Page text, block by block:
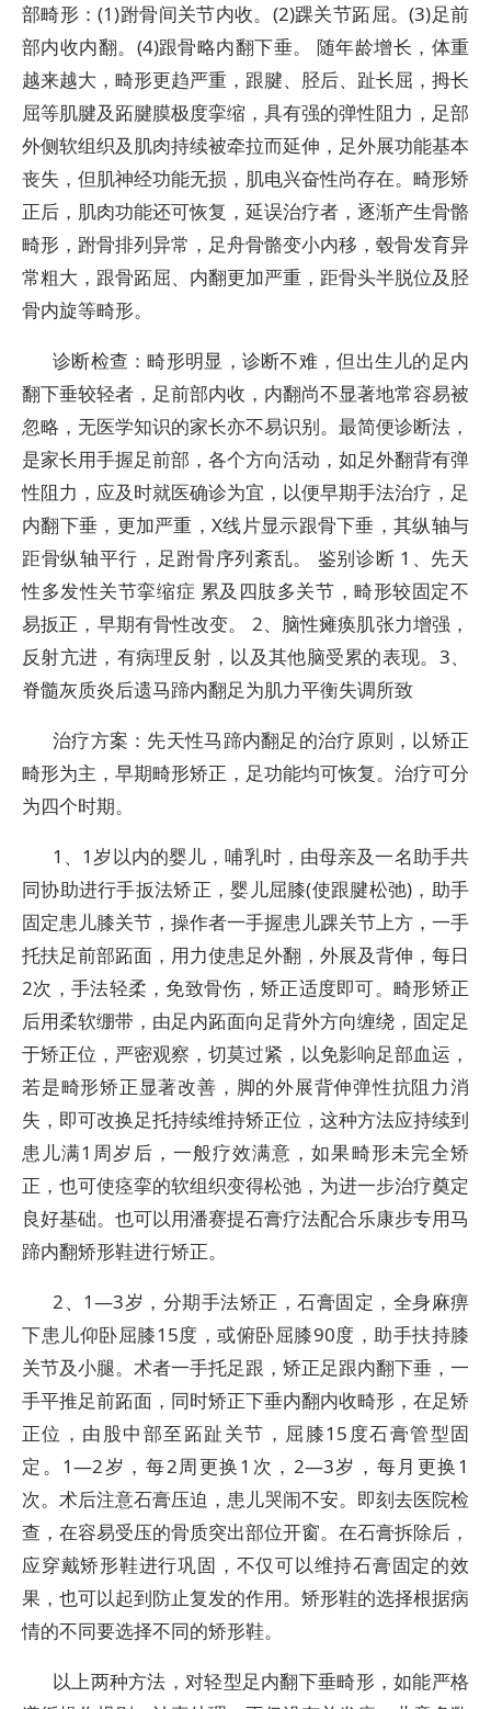
部畸形：(1)跗骨间关节内收。(2)踝关节跖屈。(3)足前
部内收内翻。(4)跟骨略内翻下垂。 随年龄增长，体重
越来越大，畸形更趋严重，跟腱、胫后、趾长屈，拇长
屈等肌腱及跖腱膜极度挛缩，具有强的弹性阻力，足部
外侧软组织及肌肉持续被牵拉而延伸，足外展功能基本
丧失，但肌神经功能无损，肌电兴奋性尚存在。畸形矫
正后，肌肉功能还可恢复，延误治疗者，逐渐产生骨骼
畸形，跗骨排列异常，足舟骨骼变小内移，毂骨发育异
常粗大，跟骨跖屈、内翻更加严重，距骨头半脱位及胫
骨内旋等畸形。
诊断检查：畸形明显，诊断不难，但出生儿的足内
翻下垂较轻者，足前部内收，内翻尚不显著地常容易被
忽略，无医学知识的家长亦不易识别。最简便诊断法，
是家长用手握足前部，各个方向活动，如足外翻背有弹
性阻力，应及时就医确诊为宜，以便早期手法治疗，足
内翻下垂，更加严重，X线片显示跟骨下垂，其纵轴与
距骨纵轴平行，足跗骨序列紊乱。 鉴别诊断 1、先天
性多发性关节挛缩症 累及四肢多关节，畸形较固定不
易扳正，早期有骨性改变。 2、脑性瘫痪肌张力增强，
反射亢进，有病理反射，以及其他脑受累的表现。3、
脊髓灰质炎后遗马蹄内翻足为肌力平衡失调所致
治疗方案：先天性马蹄内翻足的治疗原则，以矫正
畸形为主，早期畸形矫正，足功能均可恢复。治疗可分
为四个时期。
1、1岁以内的婴儿，哺乳时，由母亲及一名助手共
同协助进行手扳法矫正，婴儿屈膝(使跟腱松弛)，助手
固定患儿膝关节，操作者一手握患儿踝关节上方，一手
托扶足前部跖面，用力使患足外翻，外展及背伸，每日
2次，手法轻柔，免致骨伤，矫正适度即可。畸形矫正
后用柔软绷带，由足内跖面向足背外方向缠绕，固定足
于矫正位，严密观察，切莫过紧，以免影响足部血运，
若是畸形矫正显著改善，脚的外展背伸弹性抗阻力消
失，即可改换足托持续维持矫正位，这种方法应持续到
患儿满1周岁后，一般疗效满意，如果畸形未完全矫
正，也可使痉挛的软组织变得松弛，为进一步治疗奠定
良好基础。也可以用潘赛提石膏疗法配合乐康步专用马
蹄内翻矫形鞋进行矫正。
2、1—3岁，分期手法矫正，石膏固定，全身麻痹
下患儿仰卧屈膝15度，或俯卧屈膝90度，助手扶持膝
关节及小腿。术者一手托足跟，矫正足跟内翻下垂，一
手平推足前跖面，同时矫正下垂内翻内收畸形，在足矫
正位，由股中部至跖趾关节，屈膝15度石膏管型固
定。1—2岁，每2周更换1次，2—3岁，每月更换1
次。术后注意石膏压迫，患儿哭闹不安。即刻去医院检
查，在容易受压的骨质突出部位开窗。在石膏拆除后，
应穿戴矫形鞋进行巩固，不仅可以维持石膏固定的效
果，也可以起到防止复发的作用。矫形鞋的选择根据病
情的不同要选择不同的矫形鞋。
以上两种方法，对轻型足内翻下垂畸形，如能严格